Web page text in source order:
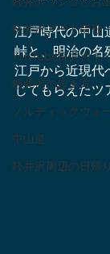
軽井沢アート情報
YouTube軽井沢ト
軽井沢の歩き方
ノルディックウォ
中山道
軽井沢周辺の日帰
江戸時代の中山
峠と、明治の名
江戸から近現代
じてもらえた